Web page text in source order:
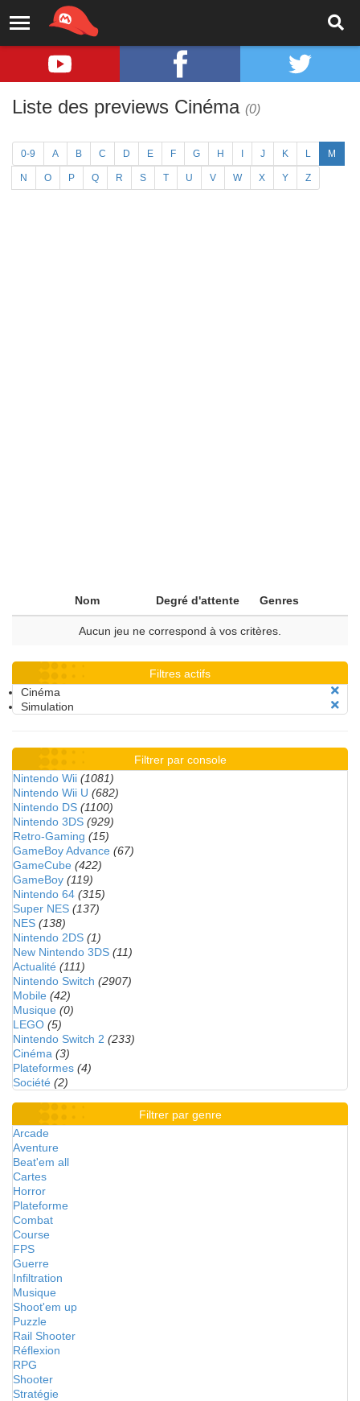
Liste des previews Cinéma (0)
0-9 A B C D E F G H J K L M
N O P Q R S T U V W X Y Z
Nom Degré d'attente Genres
Aucun jeu ne correspond à vos critères.
Filtres actifs
Cinéma
Simulation
Filtrer par console
Nintendo Wii (1081)
Nintendo Wii U (682)
Nintendo DS (1100)
Nintendo 3DS (929)
Retro-Gaming (15)
GameBoy Advance (67)
GameCube (422)
GameBoy (119)
Nintendo 64 (315)
Super NES (137)
NES (138)
Nintendo 2DS (1)
New Nintendo 3DS (11)
Actualité (111)
Nintendo Switch (2907)
Mobile (42)
Musique (0)
LEGO (5)
Nintendo Switch 2 (233)
Cinéma (3)
Plateformes (4)
Société (2)
Filtrer par genre
Arcade
Aventure
Beat'em all
Cartes
Horror
Plateforme
Combat
Course
FPS
Guerre
Infiltration
Musique
Shoot'em up
Puzzle
Rail Shooter
Réflexion
RPG
Shooter
Stratégie